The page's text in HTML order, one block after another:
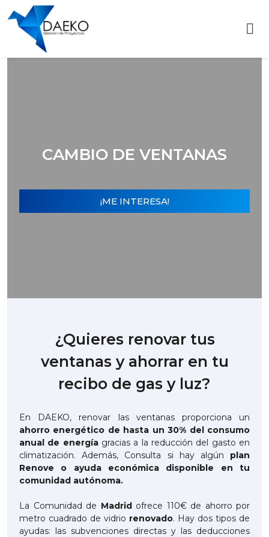
CAMBIO DE VENTANAS
¡ME INTERESA!
¿Quieres renovar tus
ventanas y ahorrar en tu
recibo de gas y luz?
En DAEKO, renovar las ventanas proporciona un
ahorro energético de hasta un 30% del consumo
anual de energíagracias a la reducción del gasto en
climatización. Además, Consulta si hay algún plan
Renove o ayuda económica disponible en tu
comunidad autónoma.
La Comunidad de Madridofrece 110€ de ahorro por
metro cuadrado de vidrio renovado. Hay dos tipos de
ayudas: las subvenciones directas y las deducciones